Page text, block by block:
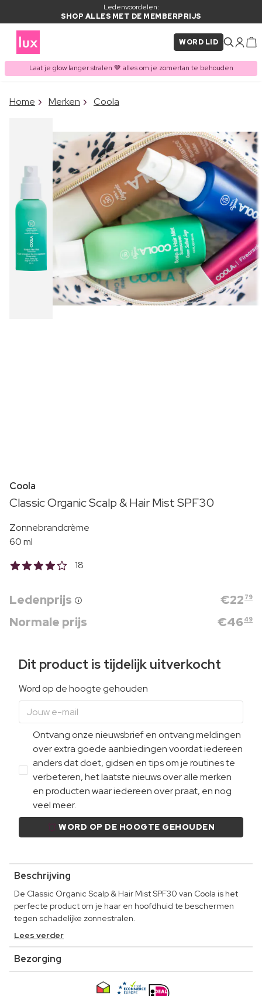
Ledenvoordelen:
SHOP ALLES MET DE MEMBERPRIJS
WORD LID
Laat je glow langer stralen 🤎 alles om je zomertan te behouden
ITEM TOEGEVOEGD AAN
Home Merken Coola
Coola
Classic Organic Scalp & Hair Mist SPF30
Zonnebrandcrème
60 ml
18
Ledenprijs €22 79
Normale prijs €46 49
Dit product is tijdelijk uitverkocht
Word op de hoogte gehouden
Ontvang onze nieuwsbrief en ontvang meldingen
over extra goede aanbiedingen voordat iedereen
anders dat doet, gidsen en tips om je routines te
verbeteren, het laatste nieuws over alle merken
en producten waar iedereen over praat, en nog
veel meer.
WORD OP DE HOOGTE GEHOUDEN
Beschrijving
De Classic Organic Scalp & Hair Mist SPF30 van Coola is het
perfecte product om je haar en hoofdhuid te beschermen
tegen schadelijke zonnestralen.
Lees verder
Bezorging